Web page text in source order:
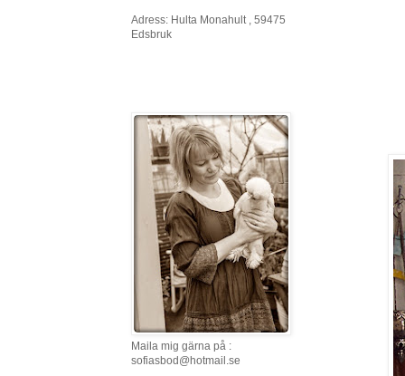
Adress: Hulta Monahult , 59475
Edsbruk
Maila mig gärna på :
sofiasbod@hotmail.se